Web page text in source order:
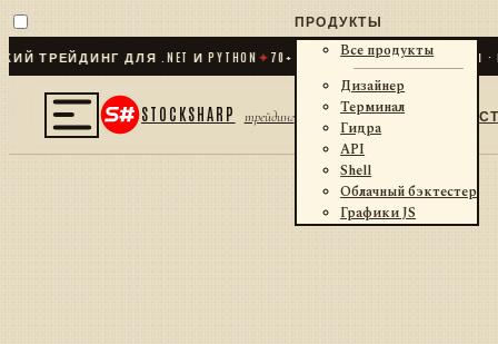
ДЛЯ .NET И PYTHON✦70 + КОННЕКТОРОВ · БИРЖИ ·
STOCKSHARP трейдинг
ПРОДУКТЫ
Все продукты
Дизайнер
Терминал
Гидра
API
Shell
Облачный бэктестер
Графики JS